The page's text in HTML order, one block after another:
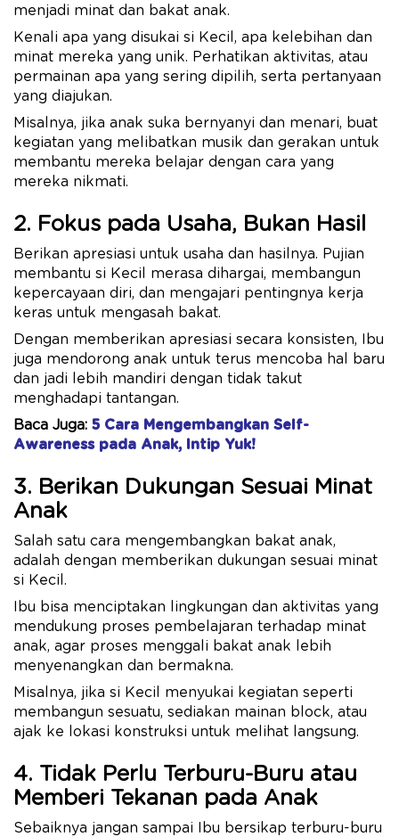
menjadi minat dan bakat anak.
Kenali apa yang disukai si Kecil, apa kelebihan dan
minat mereka yang unik. Perhatikan aktivitas, atau
permainan apa yang sering dipilih, serta pertanyaan
yang diajukan.
Misalnya, jika anak suka bernyanyi dan menari, buat
kegiatan yang melibatkan musik dan gerakan untuk
membantu mereka belajar dengan cara yang
mereka nikmati.
2. Fokus pada Usaha, Bukan Hasil
Berikan apresiasi untuk usaha dan hasilnya. Pujian
membantu si Kecil merasa dihargai, membangun
kepercayaan diri, dan mengajari pentingnya kerja
keras untuk mengasah bakat.
Dengan memberikan apresiasi secara konsisten, Ibu
juga mendorong anak untuk terus mencoba hal baru
dan jadi lebih mandiri dengan tidak takut
menghadapi tantangan.
Baca Juga: 5 Cara Mengembangkan Self-
Awareness pada Anak, Intip Yuk!
3. Berikan Dukungan Sesuai Minat
Anak
Salah satu cara mengembangkan bakat anak,
adalah dengan memberikan dukungan sesuai minat
si Kecil.
Ibu bisa menciptakan lingkungan dan aktivitas yang
mendukung proses pembelajaran terhadap minat
anak, agar proses menggali bakat anak lebih
menyenangkan dan bermakna.
Misalnya, jika si Kecil menyukai kegiatan seperti
membangun sesuatu, sediakan mainan block, atau
ajak ke lokasi konstruksi untuk melihat langsung.
4. Tidak Perlu Terburu-Buru atau
Memberi Tekanan pada Anak
Sebaiknya jangan sampai Ibu bersikap terburu-buru